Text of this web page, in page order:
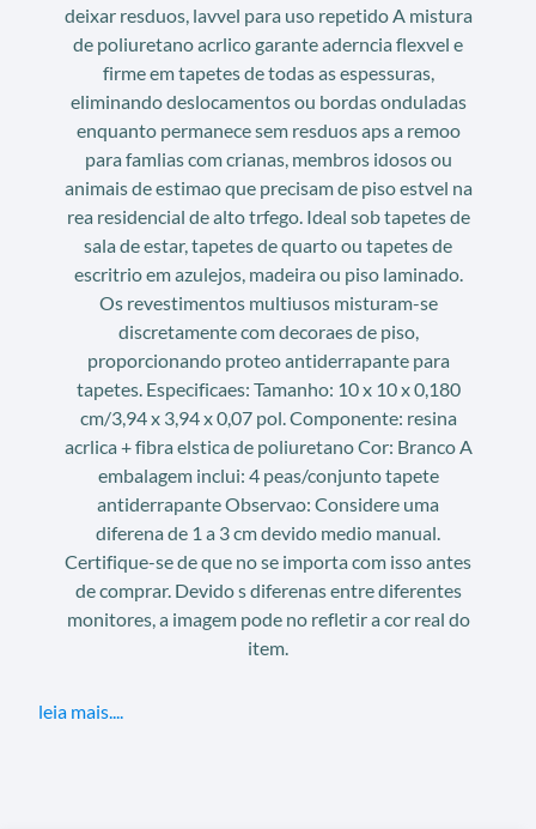
deixar resduos, lavvel para uso repetido A mistura
de poliuretano acrlico garante aderncia flexvel e
firme em tapetes de todas as espessuras,
eliminando deslocamentos ou bordas onduladas
enquanto permanece sem resduos aps a remoo
para famlias com crianas, membros idosos ou
animais de estimao que precisam de piso estvel na
rea residencial de alto trfego. Ideal sob tapetes de
sala de estar, tapetes de quarto ou tapetes de
escritrio em azulejos, madeira ou piso laminado.
Os revestimentos multiusos misturam-se
discretamente com decoraes de piso,
proporcionando proteo antiderrapante para
tapetes. Especificaes: Tamanho: 10 x 10 x 0,180
cm/3,94 x 3,94 x 0,07 pol. Componente: resina
acrlica + fibra elstica de poliuretano Cor: Branco A
embalagem inclui: 4 peas/conjunto tapete
antiderrapante Observao: Considere uma
diferena de 1 a 3 cm devido medio manual.
Certifique-se de que no se importa com isso antes
de comprar. Devido s diferenas entre diferentes
monitores, a imagem pode no refletir a cor real do
item.
leia mais....